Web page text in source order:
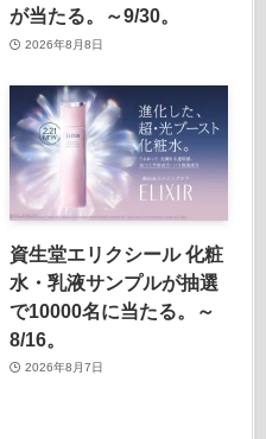
が当たる。～9/30。
2026年8月8日
資生堂エリクシール 化粧
水・乳液サンプルが抽選
で10000名に当たる。～
8/16。
2026年8月7日